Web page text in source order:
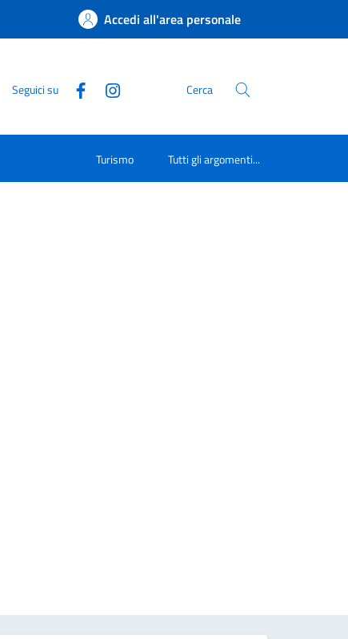
Accedi all'area personale
Seguici su Cerca
Turismo Tutti gli argomenti...